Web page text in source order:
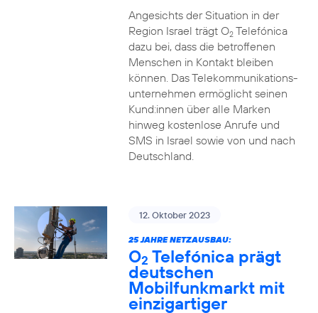
Angesichts der Situation in der
Region Israel trägt O2Telefónica
dazu bei, dass die betroffenen
Menschen in Kontakt bleiben
können. Das Telekommunikations­
unternehmen ermöglicht seinen
Kund:innen über alle Marken
hinweg kostenlose Anrufe und
SMS in Israel sowie von und nach
Deutschland.
12. Oktober 2023
25 JAHRE NETZAUSBAU:
O2 Telefónica prägt
deutschen
Mobilfunkmarkt mit
einzigartiger